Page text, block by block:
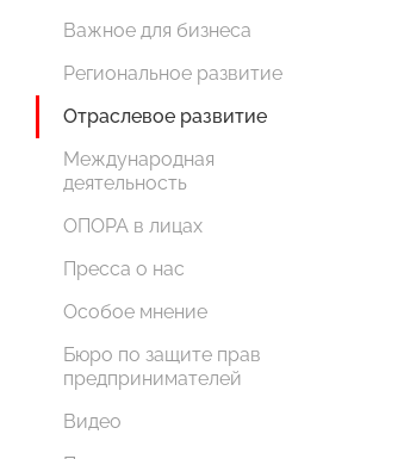
Важное для бизнеса
Региональное развитие
Отраслевое развитие
Международная
деятельность
ОПОРА в лицах
Пресса о нас
Особое мнение
Бюро по защите прав
предпринимателей
Видео